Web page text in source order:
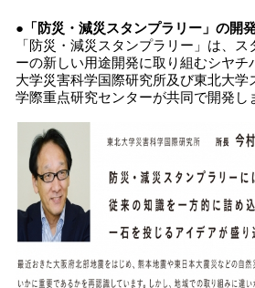
●「防災・減災スタンプラリー」の開
「防災・減災スタンプラリー」は、ス
ーの新しい用途開発に取り組むシヤチ
大学災害科学国際研究所及び東北大学
学際重点研究センターが共同で開発し